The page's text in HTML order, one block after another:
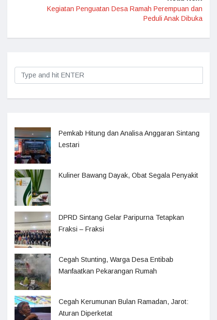
Kegiatan Penguatan Desa Ramah Perempuan dan
Peduli Anak Dibuka
Pemkab Hitung dan Analisa Anggaran Sintang
Lestari
Kuliner Bawang Dayak, Obat Segala Penyakit
DPRD Sintang Gelar Paripurna Tetapkan
Fraksi – Fraksi
Cegah Stunting, Warga Desa Entibab
Manfaatkan Pekarangan Rumah
Cegah Kerumunan Bulan Ramadan, Jarot:
Aturan Diperketat